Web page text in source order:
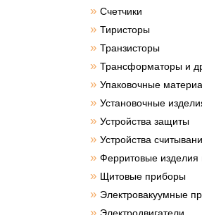
» Счетчики
» Тиристоры
» Транзисторы
» Трансформаторы и
» Упаковочные
» Установочные
» Устройства защиты
» Устройства
» Ферритовые изделия
» Щитовые приборы
» Электровакуумные